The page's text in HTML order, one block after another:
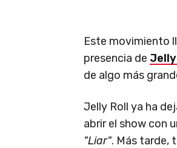
Este movimiento
presencia de Jelly
de algo más
Jelly Roll ya ha
abrir el show con
"Liar". Más tarde,